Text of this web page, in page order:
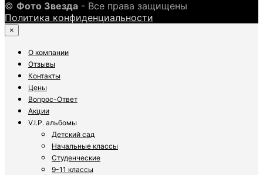
© Фото Звезда - Все права защищены
Политика конфиденциальности
×
О компании
Отзывы
Контакты
Цены
Вопрос-Ответ
Акции
V.I.P. альбомы
Детский сад
Начальные классы
Студенческие
9-11 классы